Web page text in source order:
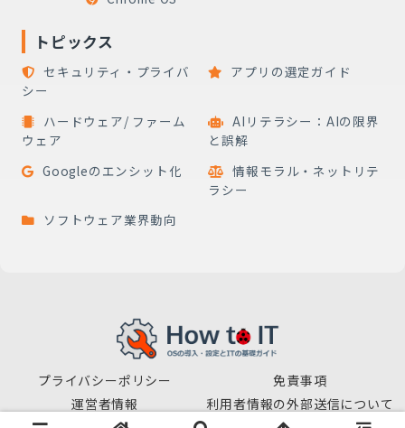
トピックス
セキュリティ・プライバ
シー
アプリの選定ガイド
ハードウェア/ ファーム
ウェア
AIリテラシー：AIの限界
と誤解
Googleのエンシット化
情報モラル・ネットリテ
ラシー
ソフトウェア業界動向
プライバシーポリシー
免責事項
運営者情報
利用者情報の外部送信について